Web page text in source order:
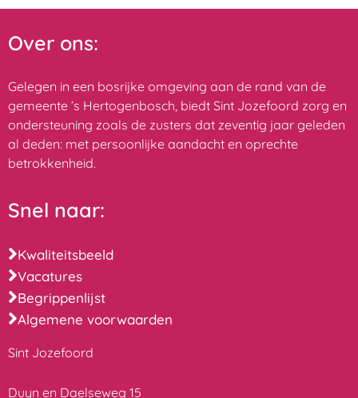
Over ons:
Gelegen in een bosrijke omgeving aan de rand van de
gemeente ’s Hertogenbosch, biedt Sint Jozefoord zorg en
ondersteuning zoals de zusters dat zeventig jaar geleden
al deden: met persoonlijke aandacht en oprechte
betrokkenheid.
Snel naar:
Kwaliteitsbeeld
Vacatures
Begrippenlijst
Algemene voorwaarden
Sint Jozefoord
Duyn en Daelseweg 15